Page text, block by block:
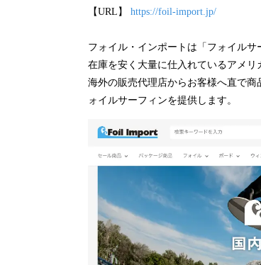
【URL】 https://foil-import.jp/
フォイル・インポートは「フォイル
在庫を安く大量に仕入れているアメ
海外の販売代理店からお客様へ直で
ォイルサーフィンを提供します。